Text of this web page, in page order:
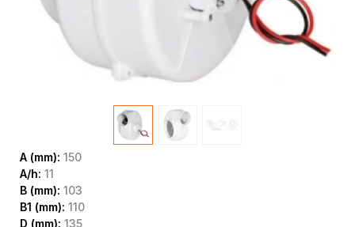
A (mm): 150
A/h: 11
B (mm): 103
B1 (mm): 110
D (mm): 135